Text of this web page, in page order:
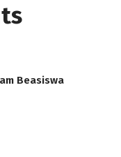
Beasiswa